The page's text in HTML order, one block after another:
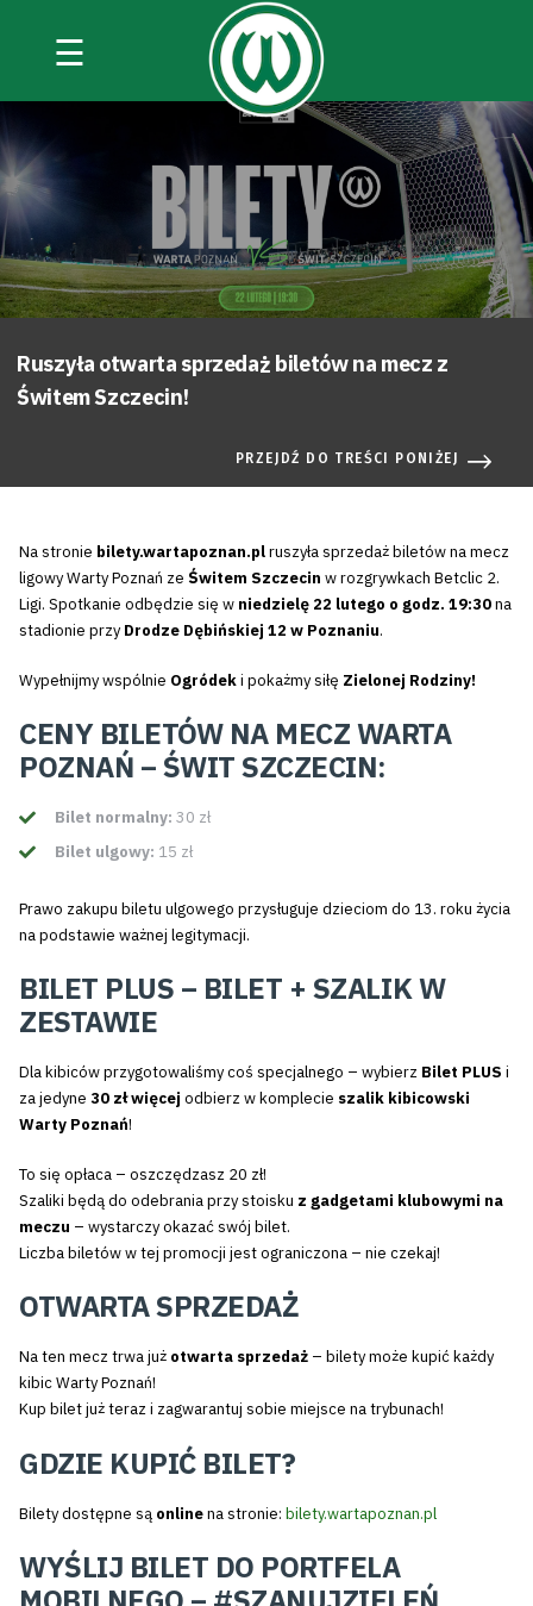
☰
Ruszyła otwarta sprzedaż biletów na mecz z
Świtem Szczecin!
PRZEJDŹ DO TREŚCI PONIŻEJ
Na stronie bilety.wartapoznan.plruszyła sprzedaż biletów na mecz
ligowy Warty Poznań ze Świtem Szczecin w rozgrywkach Betclic 2.
Ligi. Spotkanie odbędzie się w niedzielę 22 lutego o godz. 19:30na
stadionie przyDrodze Dębińskiej 12 w Poznaniu.
Wypełnijmy wspólnie Ogródeki pokażmy siłę Zielonej Rodziny!
CENY BILETÓW NA MECZ WARTA
POZNAŃ – ŚWIT SZCZECIN:
Bilet normalny: 30 zł
Bilet ulgowy: 15 zł
Prawo zakupu biletu ulgowego przysługuje dzieciom do 13. roku życia
na podstawie ważnej legitymacji.
BILET PLUS – BILET + SZALIK W
ZESTAWIE
Dla kibiców przygotowaliśmy coś specjalnego – wybierz Bilet PLUS i
za jedyne 30 zł więcej odbierz w komplecie szalik kibicowski
Warty Poznań!
To się opłaca – oszczędzasz 20 zł!
Szaliki będą do odebrania przy stoisku z gadgetami klubowymi na
meczu – wystarczy okazać swój bilet.
Liczba biletów w tej promocji jest ograniczona – nie czekaj!
OTWARTA SPRZEDAŻ
Na ten mecz trwa już otwarta sprzedaż – bilety może kupić każdy
kibic Warty Poznań!
Kup bilet już teraz i zagwarantuj sobie miejsce na trybunach!
GDZIE KUPIĆ BILET?
Bilety dostępne są onlinena stronie: bilety.wartapoznan.pl
WYŚLIJ BILET DO PORTFELA